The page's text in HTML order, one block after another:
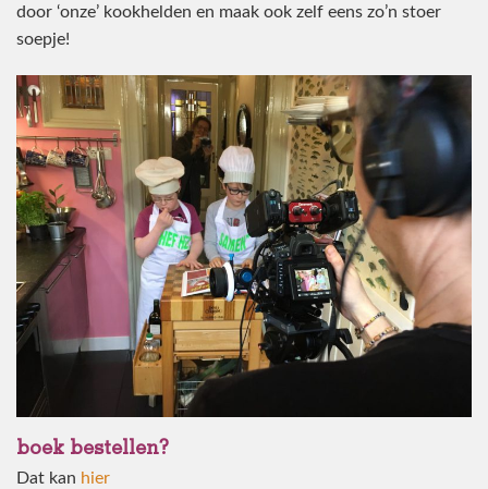
door ‘onze’ kookhelden en maak ook zelf eens zo’n stoer
soepje!
boek bestellen?
Dat kan hier